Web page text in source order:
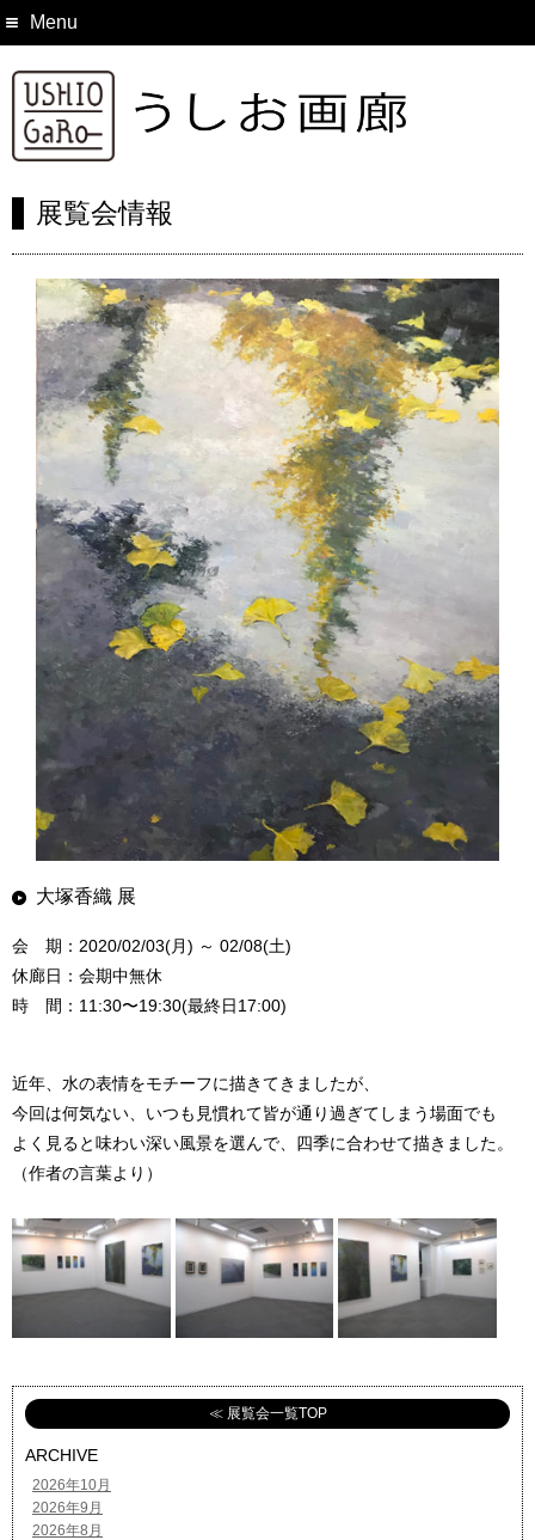
Menu
展覧会情報
大塚香織 展
会 期：2020/02/03(月) ～ 02/08(土)
休廊日：会期中無休
時 間：11:30〜19:30(最終日17:00)
近年、水の表情をモチーフに描きてきましたが、
今回は何気ない、いつも見慣れて皆が通り過ぎてしまう場面でも
よく見ると味わい深い風景を選んで、四季に合わせて描きました。
（作者の言葉より）
≪ 展覧会一覧TOP
ARCHIVE
2026年10月
2026年9月
2026年8月